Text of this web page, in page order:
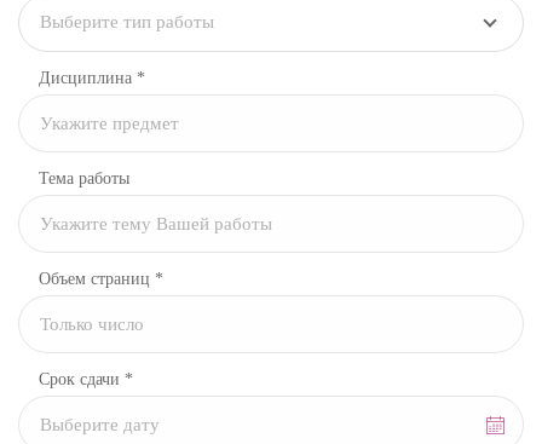
Выберите тип работы
Дисциплина *
Тема работы
Объем страниц *
Срок сдачи *